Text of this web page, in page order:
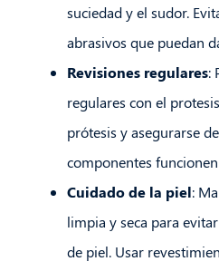
suciedad y el sudor.
abrasivos que puedan
Revisiones regulares:
regulares con el
prótesis y asegurarse
componentes
Cuidado de la piel:
limpia y seca para
de piel. Usar